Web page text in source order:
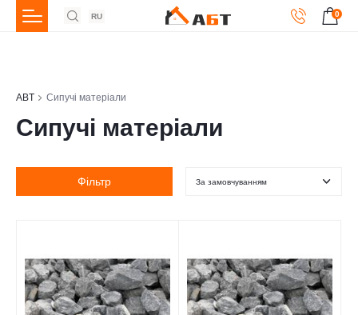
RU 0
ABT Сипучі матеріали
Сипучі матеріали
Фільтр